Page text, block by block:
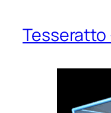
Tesseratto